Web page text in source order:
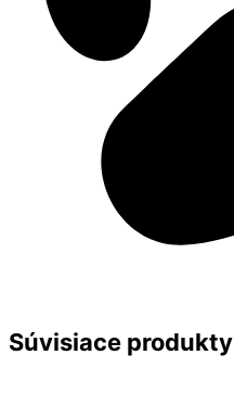
Súvisiace produkty